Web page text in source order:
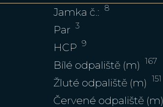
Jamka č.: 8
Par 3
HCP 9
Bílé odpaliště (m) 167
Žluté odpaliště (m) 151
Červené odpaliště (m)